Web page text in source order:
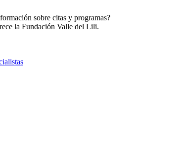
sobre citas y programas?
la Fundación Valle del Lili.